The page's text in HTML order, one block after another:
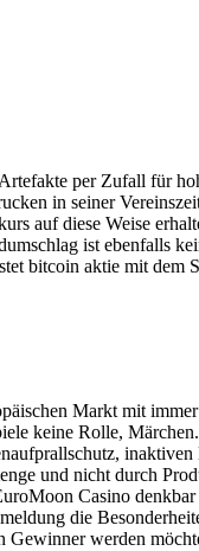
per Zufall für
in seiner
auf diese Weise
ist ebenfalls
bitcoin aktie mit dem
Markt mit
keine Rolle,
und nicht durch
Casino
die
werden